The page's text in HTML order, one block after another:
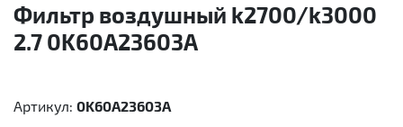
Фильтр воздушный k2700/k3000
2.7 0K60A23603A
Артикул: 0K60A23603A